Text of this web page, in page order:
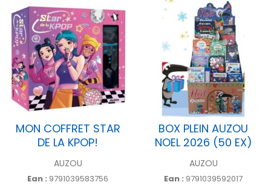
DESCRIPTIF
MON COFFRET STAR
DE LA KPOP!
AUZOU
Ean : 9791039583756
BOX PLEIN AUZOU
NOEL 2026 (50 EX)
AUZOU
Ean : 9791039592017